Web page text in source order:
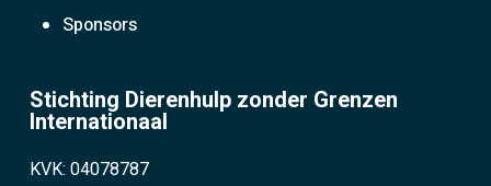
Sponsors
Stichting Dierenhulp zonder Grenzen
Internationaal
KVK: 04078787